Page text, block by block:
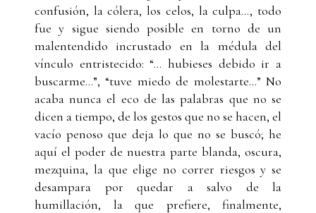
confusión, la cólera, los celos, la culpa..., todo
fue y sigue siendo posible en torno de un
malentendido incrustado en la médula del
vínculo entristecido: “... hubieses debido ir a
buscarme...”, “tuve miedo de molestarte...” No
acaba nunca el eco de las palabras que no se
dicen a tiempo, de los gestos que no se hacen, el
vacío penoso que deja lo que no se buscó; he
aquí el poder de nuestra parte blanda, oscura,
mezquina, la que elige no correr riesgos y se
desampara por quedar a salvo de la
humillación, la que prefiere, finalmente,